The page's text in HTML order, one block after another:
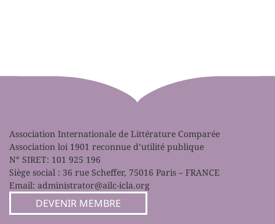
Association Internationale de Littérature Comparée
Association loi 1901 reconnue d’utilité publique
N° SIRET: 101 925 196
Siège social : 36 rue Scheffer, 75016 Paris – FRANCE
Email: administrator@ailc-icla.org
DEVENIR MEMBRE